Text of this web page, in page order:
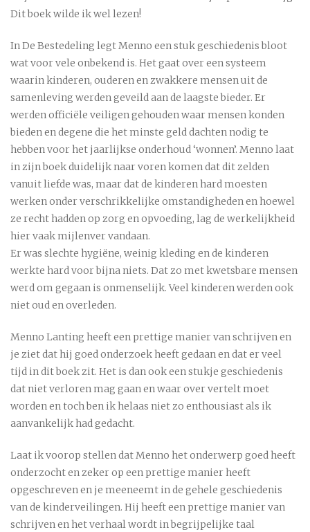
Dit boek wilde ik wel lezen!
In De Bestedeling legt Menno een stuk geschiedenis bloot
wat voor vele onbekend is. Het gaat over een systeem
waarin kinderen, ouderen en zwakkere mensen uit de
samenleving werden geveild aan de laagste bieder. Er
werden officiële veiligen gehouden waar mensen konden
bieden en degene die het minste geld dachten nodig te
hebben voor het jaarlijkse onderhoud ‘wonnen’. Menno laat
in zijn boek duidelijk naar voren komen dat dit zelden
vanuit liefde was, maar dat de kinderen hard moesten
werken onder verschrikkelijke omstandigheden en hoewel
ze recht hadden op zorg en opvoeding, lag de werkelijkheid
hier vaak mijlenver vandaan.
Er was slechte hygiëne, weinig kleding en de kinderen
werkte hard voor bijna niets. Dat zo met kwetsbare mensen
werd om gegaan is onmenselijk. Veel kinderen werden ook
niet oud en overleden.
Menno Lanting heeft een prettige manier van schrijven en
je ziet dat hij goed onderzoek heeft gedaan en dat er veel
tijd in dit boek zit. Het is dan ook een stukje geschiedenis
dat niet verloren mag gaan en waar over vertelt moet
worden en toch ben ik helaas niet zo enthousiast als ik
aanvankelijk had gedacht.
Laat ik voorop stellen dat Menno het onderwerp goed heeft
onderzocht en zeker op een prettige manier heeft
opgeschreven en je meeneemt in de gehele geschiedenis
van de kinderveilingen. Hij heeft een prettige manier van
schrijven en het verhaal wordt in begrijpelijke taal